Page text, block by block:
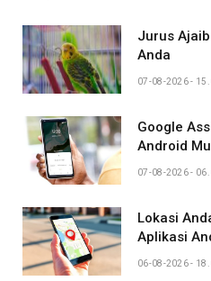
Jurus
Anda
07-08-2026 -
Google
Android
07-08-2026 -
Lokasi
Aplikasi
06-08-2026 -